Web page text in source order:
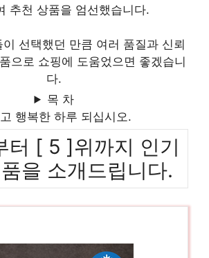
추천 상품을 엄선했습니다.
선택했던 만큼 여러 품질과 신뢰
으로 쇼핑에 도움었으면 좋겠습니
다.
목 차
행복한 하루 되십시오.
터 [ 5 ]위까지 인기
을 소개드립니다.